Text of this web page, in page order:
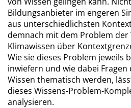
Bildungsanbieter im engeren
aus unterschiedlichsten
demnach mit dem Problem
Klimawissen über
Wie sie dieses Problem jeweils
inwiefern und wie dabei
Wissen thematisch werden,
dieses Wissens-Problem-
analysieren.